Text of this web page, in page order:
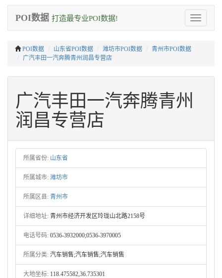
Toggle
navigation
POI数据 打造最专业POI数据!
POI数据 山东省POI数据 潍坊市POI数据
青州市POI数据
广汽丰田一汽奔腾青州润昌专营店
广汽丰田一汽奔腾青州
润昌专营店
所属省份: 山东省
所属城市: 潍坊市
所属区县: 青州市
详细地址: 青州市经济开发区玲珑山北路2158号
电话号码: 0536-3932000;0536-3970005
所属分类: 汽车销售;汽车销售;汽车销售
大地坐标: 118.475582,36.735301